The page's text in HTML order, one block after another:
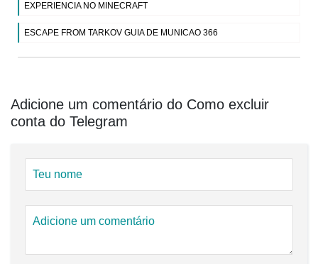
EXPERIENCIA NO MINECRAFT
ESCAPE FROM TARKOV GUIA DE MUNICAO 366
Adicione um comentário do Como excluir
conta do Telegram